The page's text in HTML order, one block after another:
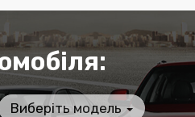
Виберіть модель